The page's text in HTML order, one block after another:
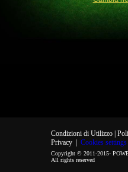
Condizioni di Utilizzo |
Privacy| Cookies settings
Copyright © 2011-2015-
All rights reserved